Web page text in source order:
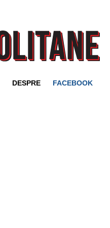
DESPRE FACEBOOK